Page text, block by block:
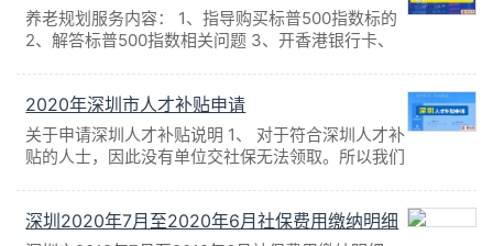
养老规划服务内容： 1、指导购买标普500指数标的
2、解答标普500指数相关问题 3、开香港银行卡、
2020年深圳市人才补贴申请
关于申请深圳人才补贴说明 1、 对于符合深圳人才补
贴的人士，因此没有单位交社保无法领取。所以我们
深圳2020年7月至2020年6月社保费用缴纳明细